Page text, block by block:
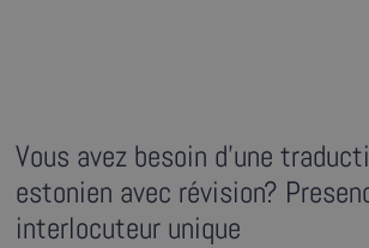
Vous avez besoin d’une
estonien avec révision?
interlocuteur unique